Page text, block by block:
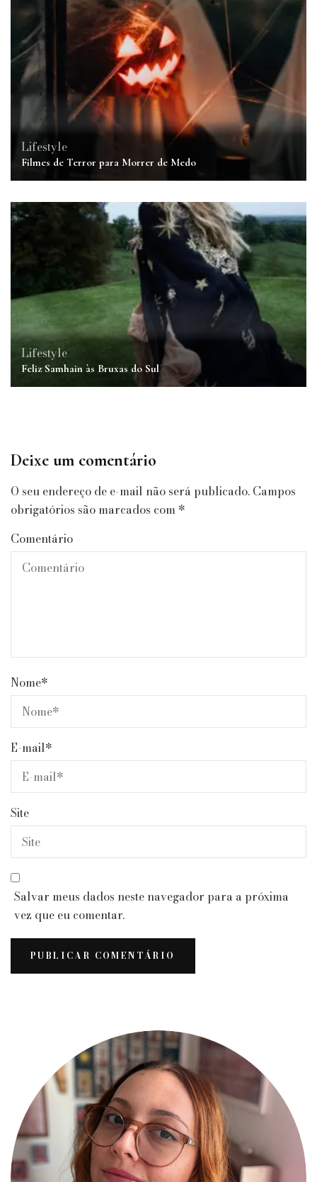
Lifestyle
Filmes de Terror para Morrer de Medo
Lifestyle
Feliz Samhain às Bruxas do Sul
Deixe um comentário
O seu endereço de e-mail não será publicado. Campos
obrigatórios são marcados com *
Comentário
Nome*
E-mail*
Site
Salvar meus dados neste navegador para a próxima
vez que eu comentar.